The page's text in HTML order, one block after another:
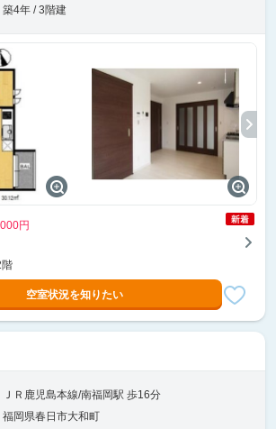
築4年 / 3階建
円
階
空室状況を知りたい
ＪＲ鹿児島本線/南福岡駅 歩16分
福岡県春日市大和町